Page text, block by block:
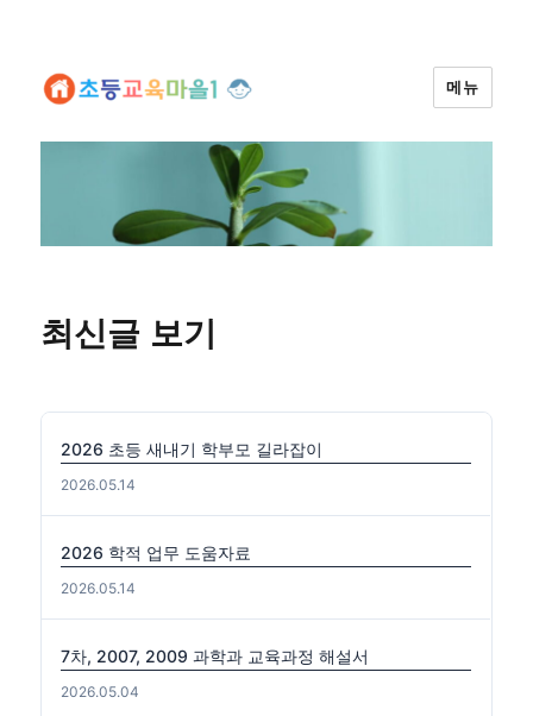
메뉴
최신글 보기
2026 초등 새내기 학부모 길라잡이
2026.05.14
2026 학적 업무 도움자료
2026.05.14
7차, 2007, 2009 과학과 교육과정 해설서
2026.05.04